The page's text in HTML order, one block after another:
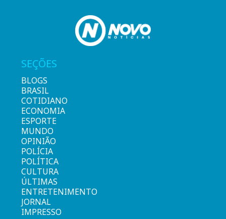
SEÇÕES
BLOGS
BRASIL
COTIDIANO
ECONOMIA
ESPORTE
MUNDO
OPINIÃO
POLÍCIA
POLÍTICA
CULTURA
ÚLTIMAS
ENTRETENIMENTO
JORNAL
IMPRESSO